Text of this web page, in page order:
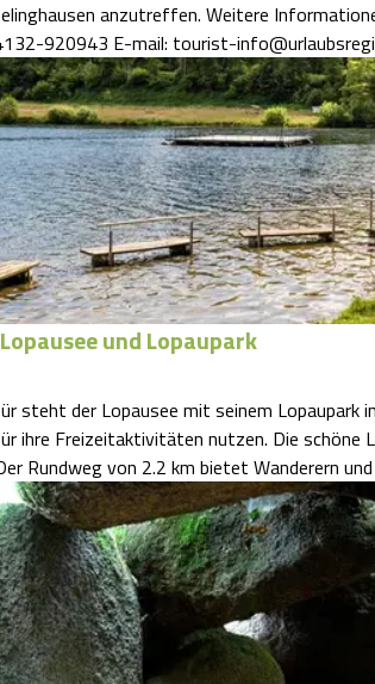
Informationen: Tourist-Information Amelinghausen
920943 E-mail: tourist-
und Lopaupark
steht der Lopausee mit seinem Lopaupark
nutzen. Die schöne Landschaft am Lopausee lädt zum Wandern
Rundweg von 2.2 km bietet Wanderern